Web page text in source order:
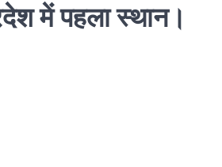
में पहला स्थान।